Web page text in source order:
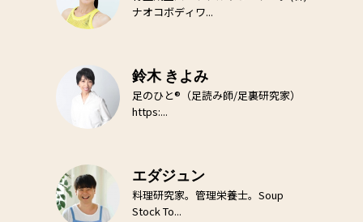
ナオコボディワ...
鈴木 きよみ
足のひと®（足読み師/足裏研究家）
https:...
エダジュン
料理研究家。管理栄養士。Soup
Stock To...